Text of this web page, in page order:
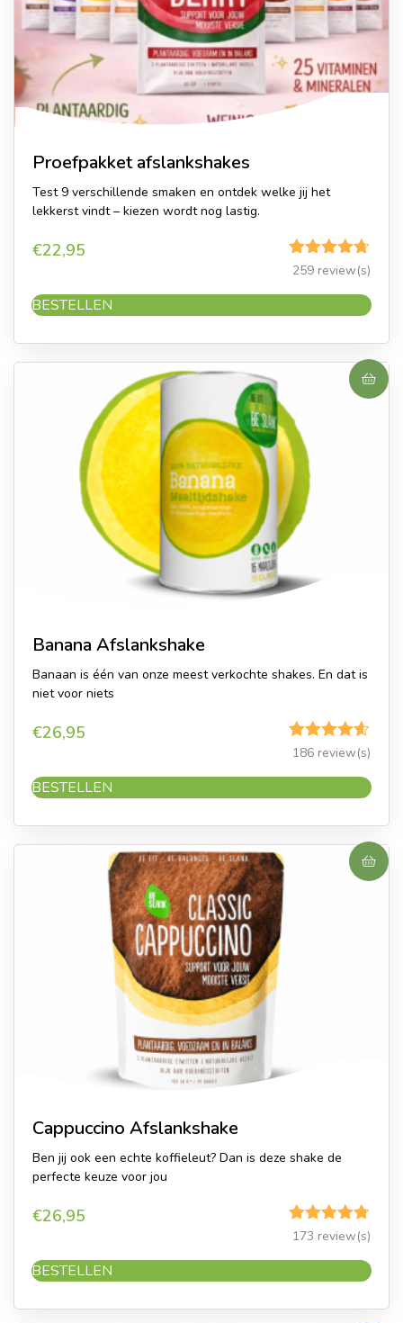
Proefpakket afslankshakes
Test 9 verschillende smaken en ontdek welke jij het
lekkerst vindt – kiezen wordt nog lastig.
€22,95
Gewaardeerd
4.65
uit 5
259 review(s)
BESTELLEN
Banana Afslankshake
Banaan is één van onze meest verkochte shakes. En dat is
niet voor niets
€26,95
Gewaardeerd
4.57
uit 5
186 review(s)
BESTELLEN
Cappuccino Afslankshake
Ben jij ook een echte koffieleut? Dan is deze shake de
perfecte keuze voor jou
€26,95
Gewaardeerd
4.75
uit 5
173 review(s)
BESTELLEN